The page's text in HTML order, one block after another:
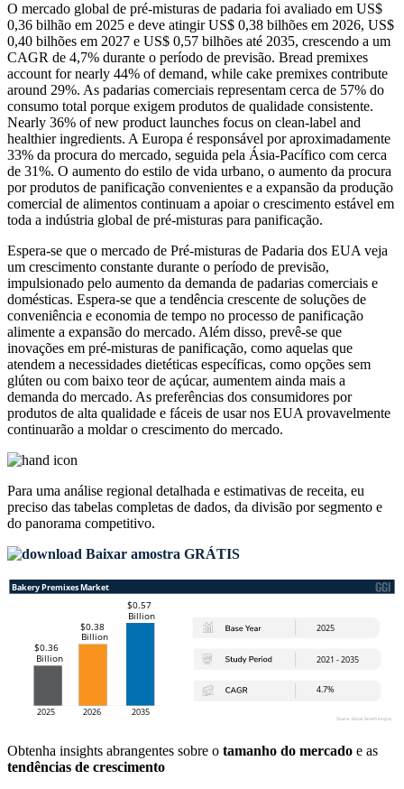
O mercado global de pré-misturas de padaria foi avaliado em US$
0,36 bilhão em 2025 e deve atingir US$ 0,38 bilhões em 2026, US$
0,40 bilhões em 2027 e US$ 0,57 bilhões até 2035, crescendo a um
CAGR de 4,7% durante o período de previsão. Bread premixes
account for nearly 44% of demand, while cake premixes contribute
around 29%. As padarias comerciais representam cerca de 57% do
consumo total porque exigem produtos de qualidade consistente.
Nearly 36% of new product launches focus on clean-label and
healthier ingredients. A Europa é responsável por aproximadamente
33% da procura do mercado, seguida pela Ásia-Pacífico com cerca
de 31%. O aumento do estilo de vida urbano, o aumento da procura
por produtos de panificação convenientes e a expansão da produção
comercial de alimentos continuam a apoiar o crescimento estável em
toda a indústria global de pré-misturas para panificação.
Espera-se que o mercado de Pré-misturas de Padaria dos EUA veja
um crescimento constante durante o período de previsão,
impulsionado pelo aumento da demanda de padarias comerciais e
domésticas. Espera-se que a tendência crescente de soluções de
conveniência e economia de tempo no processo de panificação
alimente a expansão do mercado. Além disso, prevê-se que
inovações em pré-misturas de panificação, como aquelas que
atendem a necessidades dietéticas específicas, como opções sem
glúten ou com baixo teor de açúcar, aumentem ainda mais a
demanda do mercado. As preferências dos consumidores por
produtos de alta qualidade e fáceis de usar nos EUA provavelmente
continuarão a moldar o crescimento do mercado.
Para uma análise regional detalhada e estimativas de receita, eu
preciso das tabelas completas de dados, da divisão por segmento e
do panorama competitivo.
Baixar amostra GRÁTIS
Obtenha insights abrangentes sobre o tamanho do mercado e as
tendências de crescimento